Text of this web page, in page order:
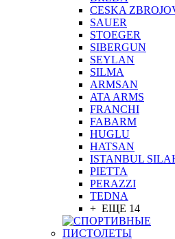
CESKA
SAUER
STOEGER
SIBERGUN
SEYLAN
SILMA
ARMSAN
ATA ARMS
FRANCHI
FABARM
HUGLU
HATSAN
ISTANBUL
PIETTA
PERAZZI
TEDNA
+ ЕЩЕ 14